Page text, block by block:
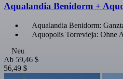
Aqualandia Benidorm +
Aqualandia Benidorm:
Aquopolis Torrevieja: Ohne
Neu
Ab 59,46 $
56,49 $